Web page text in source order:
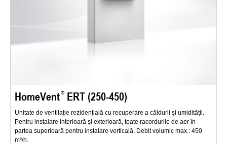
HomeVent ERT (250-450)
Unitate de ventilație rezidențială cu recuperare a căldurii și umidității.
Pentru instalare interioară și exterioară, toate racordurile de aer în
partea superioară pentru instalare verticală. Debit volumic max.: 450
m³/h.